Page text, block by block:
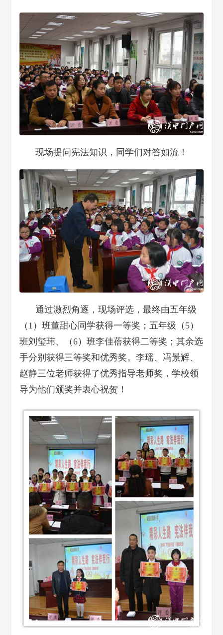
现场提问宪法知识，同学们对答如流！
通过激烈角逐，现场评选，最终由五年级
（1）班董甜心同学获得一等奖；五年级（5）
班刘玺玮、（6）班李佳蓓获得二等奖；其余选
手分别获得三等奖和优秀奖。李瑶、冯景辉、
赵静三位老师获得了优秀指导老师奖，学校领
导为他们颁奖并衷心祝贺！